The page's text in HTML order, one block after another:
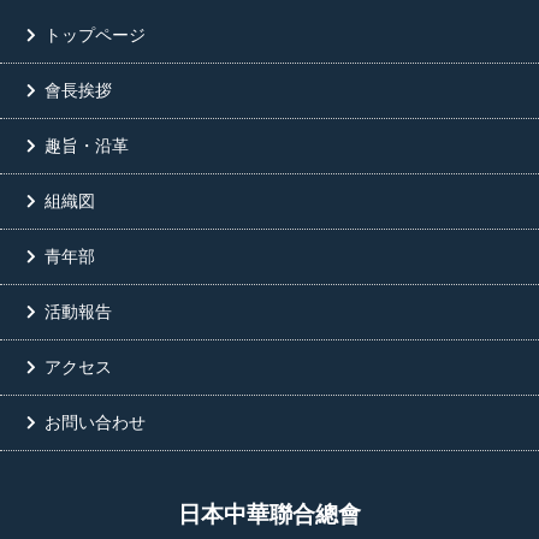
トップページ
會長挨拶
趣旨・沿革
組織図
青年部
活動報告
アクセス
お問い合わせ
日本中華聯合總會